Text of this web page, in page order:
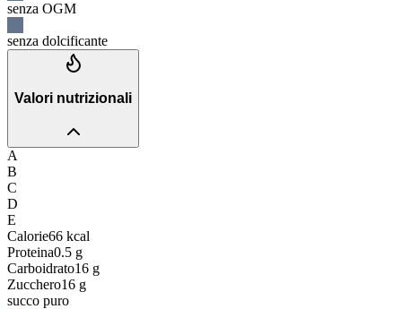
senza OGM
senza dolcificante
Valori nutrizionali
A
B
C
D
E
Calorie66 kcal
Proteina0.5 g
Carboidrato16 g
Zucchero16 g
succo puro